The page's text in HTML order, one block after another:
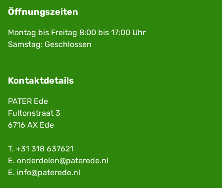
Öffnungszeiten
Montag bis Freitag 8:00 bis 17:00 Uhr
Samstag: Geschlossen
Kontaktdetails
PATER Ede
Fultonstraat 3
6716 AX Ede
T. +31 318 637621
E. onderdelen@paterede.nl
E. info@paterede.nl